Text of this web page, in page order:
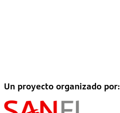
Un proyecto organizado por: